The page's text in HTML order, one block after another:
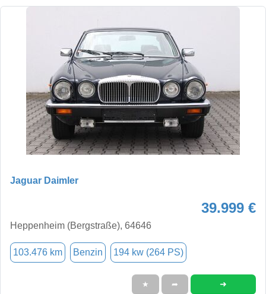
Jaguar Daimler
39.999 €
Heppenheim (Bergstraße), 64646
103.476 km Benzin 194 kw (264 PS)
★ ➦ ➜